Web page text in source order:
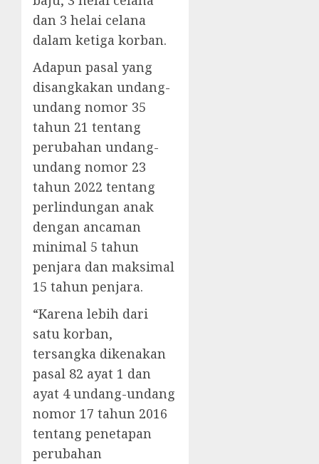
dan 3 helai celana
dalam ketiga korban.
Adapun pasal yang
disangkakan undang-
undang nomor 35
tahun 21 tentang
perubahan undang-
undang nomor 23
tahun 2022 tentang
perlindungan anak
dengan ancaman
minimal 5 tahun
penjara dan maksimal
15 tahun penjara.
“Karena lebih dari
satu korban,
tersangka dikenakan
pasal 82 ayat 1 dan
ayat 4 undang-undang
nomor 17 tahun 2016
tentang penetapan
perubahan